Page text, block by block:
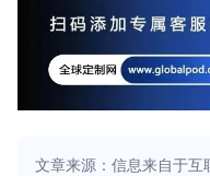
文章来源：信息来自于互